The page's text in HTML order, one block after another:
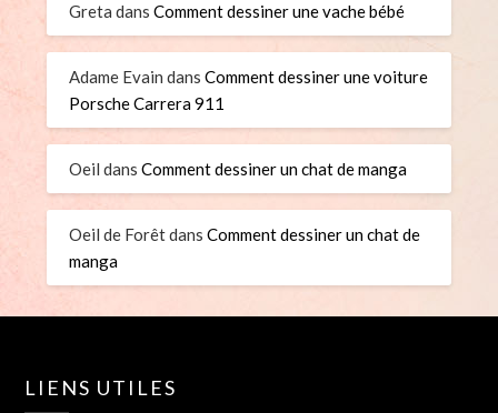
Greta dansComment dessiner une vache bébé
Adame Evain dansComment dessiner une voiture
Porsche Carrera 911
Oeil dansComment dessiner un chat de manga
Oeil de ForêtdansComment dessiner un chat de
manga
LIENS UTILES